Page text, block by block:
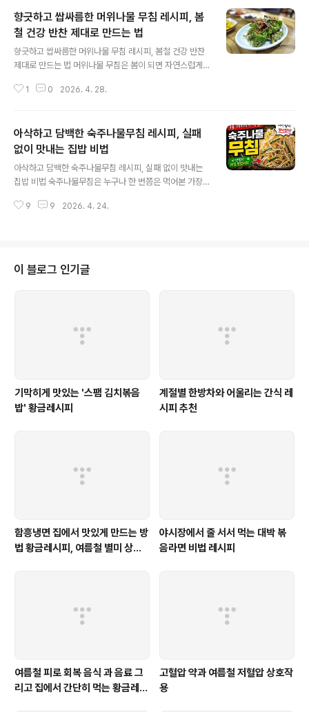
향긋하고 쌉싸름한 머위나물 무침 레시피, 봄
철 건강 반찬 제대로 만드는 법
향긋하고 쌉싸름한 머위나물 무침 레시피, 봄철 건강 반찬
제대로 만드는 법 머위나물 무침은 봄이 되면 자연스럽게
과 살짝 쌉싸름한 맛이 특징이라 처음에는 호불호가 갈릴
주는 역할을 하기 때문에 봄철 식탁에 자주 올라오는 반찬
이기도 합니다.저 역시 처음 머위나물을 접했을 때는 그 특
유의 쌉싸름함이 낯설게 느껴졌습니다. 하지만 제대로 손
질하고 무침을 해보니 향과 맛이 훨씬 부드럽게 살아나면
서 밥과 함께 먹기 딱 좋은 반찬이 되었습니다. 머위나물 무
침은 재료 자체의 특성을 이해하고 조리하는 것이 중요한
1 0 2026. 4. 28.
아삭하고 담백한 숙주나물무침 레시피, 실패
없이 맛내는 집밥 비법
아삭하고 담백한 숙주나물무침 레시피, 실패 없이 맛내는
집밥 비법 숙주나물무침은 누구나 한 번쯤은 먹어본 가장
이 반찬도 제대로 만들지 않으면 물이 생기거나 비린 맛이
음에는 숙주나물무침을 만들 때마다 물기가 많아지고 맛이
밍밍해져서 만족스럽지 않았던 기억이 있습니다. 하지만
니다.오늘은 집에서도 실패 없이 만들 수..
9 9 2026. 4. 24.
이 블로그 인기글
기막히게 맛있는 '스팸 김치볶음
밥' 황금레시피
계절별 한방차와 어울리는 간식 레
시피 추천
함흥냉면 집에서 맛있게 만드는 방
법 황금레시피, 여름철 별미 상세
야시장에서 줄 서서 먹는 대박 볶
음라면 비법 레시피
여름철 피로 회복 음식 과 음료 그
리고 집에서 간단히 먹는 황금레시
고혈압 약과 여름철 저혈압 상호작
용